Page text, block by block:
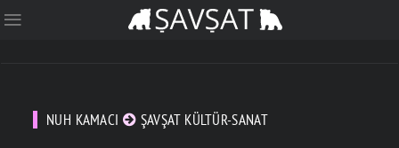
NUH KAMACI ŞAVŞAT KÜLTÜR-SANAT